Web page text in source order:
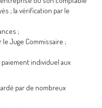
; la vérification par le
;
Juge Commissaire ;
individuel aux
par de nombreux